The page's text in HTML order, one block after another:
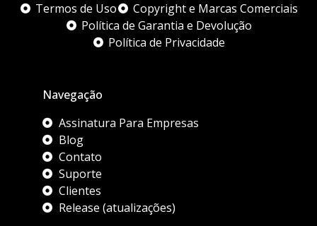
Termos de Uso
Copyright e Marcas Comerciais
Política de Garantia e Devolução
Política de Privacidade
Navegação
Assinatura Para Empresas
Blog
Contato
Suporte
Clientes
Release (atualizações)